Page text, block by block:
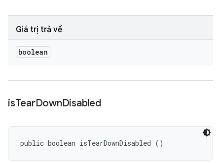
Giá trị trả về
boolean
isTearDownDisabled
public boolean isTearDownDisabled ()